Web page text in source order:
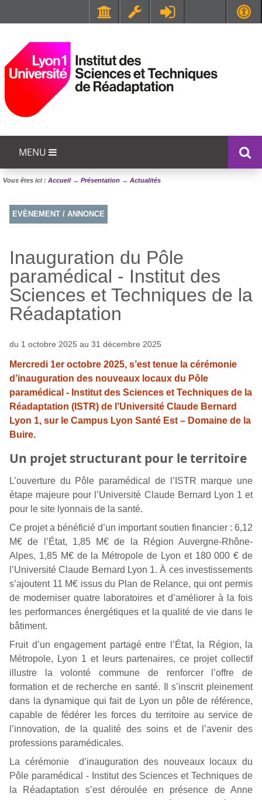
MENU
Vous êtes ici : Accueil→ Présentation → Actualités
EVÈNEMENT / ANNONCE
Inauguration du Pôle
paramédical - Institut des
Sciences et Techniques de la
Réadaptation
du 1 octobre 2025 au 31 décembre 2025
Mercredi 1er octobre 2025, s’est tenue la cérémonie
d’inauguration des nouveaux locaux du Pôle
paramédical - Institut des Sciences et Techniques de la
Réadaptation (ISTR) de l’Université Claude Bernard
Lyon 1, sur le Campus Lyon Santé Est – Domaine de la
Buire.
Un projet structurant pour le territoire
L’ouverture du Pôle paramédical de l’ISTR marque une
étape majeure pour l’Université Claude Bernard Lyon 1 et
pour le site lyonnais de la santé.
Ce projet a bénéficié d’un important soutien financier : 6,12
M€ de l’État, 1,85 M€ de la Région Auvergne-Rhône-
Alpes, 1,85 M€ de la Métropole de Lyon et 180 000 € de
l’Université Claude Bernard Lyon 1. À ces investissements
s’ajoutent 11 M€ issus du Plan de Relance, qui ont permis
de moderniser quatre laboratoires et d’améliorer à la fois
les performances énergétiques et la qualité de vie dans le
bâtiment.
Fruit d’un engagement partagé entre l’État, la Région, la
Métropole, Lyon 1 et leurs partenaires, ce projet collectif
illustre la volonté commune de renforcer l’offre de
formation et de recherche en santé. Il s’inscrit pleinement
dans la dynamique qui fait de Lyon un pôle de référence,
capable de fédérer les forces du territoire au service de
l’innovation, de la qualité des soins et de l’avenir des
professions paramédicales.
La cérémonie d’inauguration des nouveaux locaux du
Pôle paramédical - Institut des Sciences et Techniques de
la Réadaptation s’est déroulée en présence de Anne